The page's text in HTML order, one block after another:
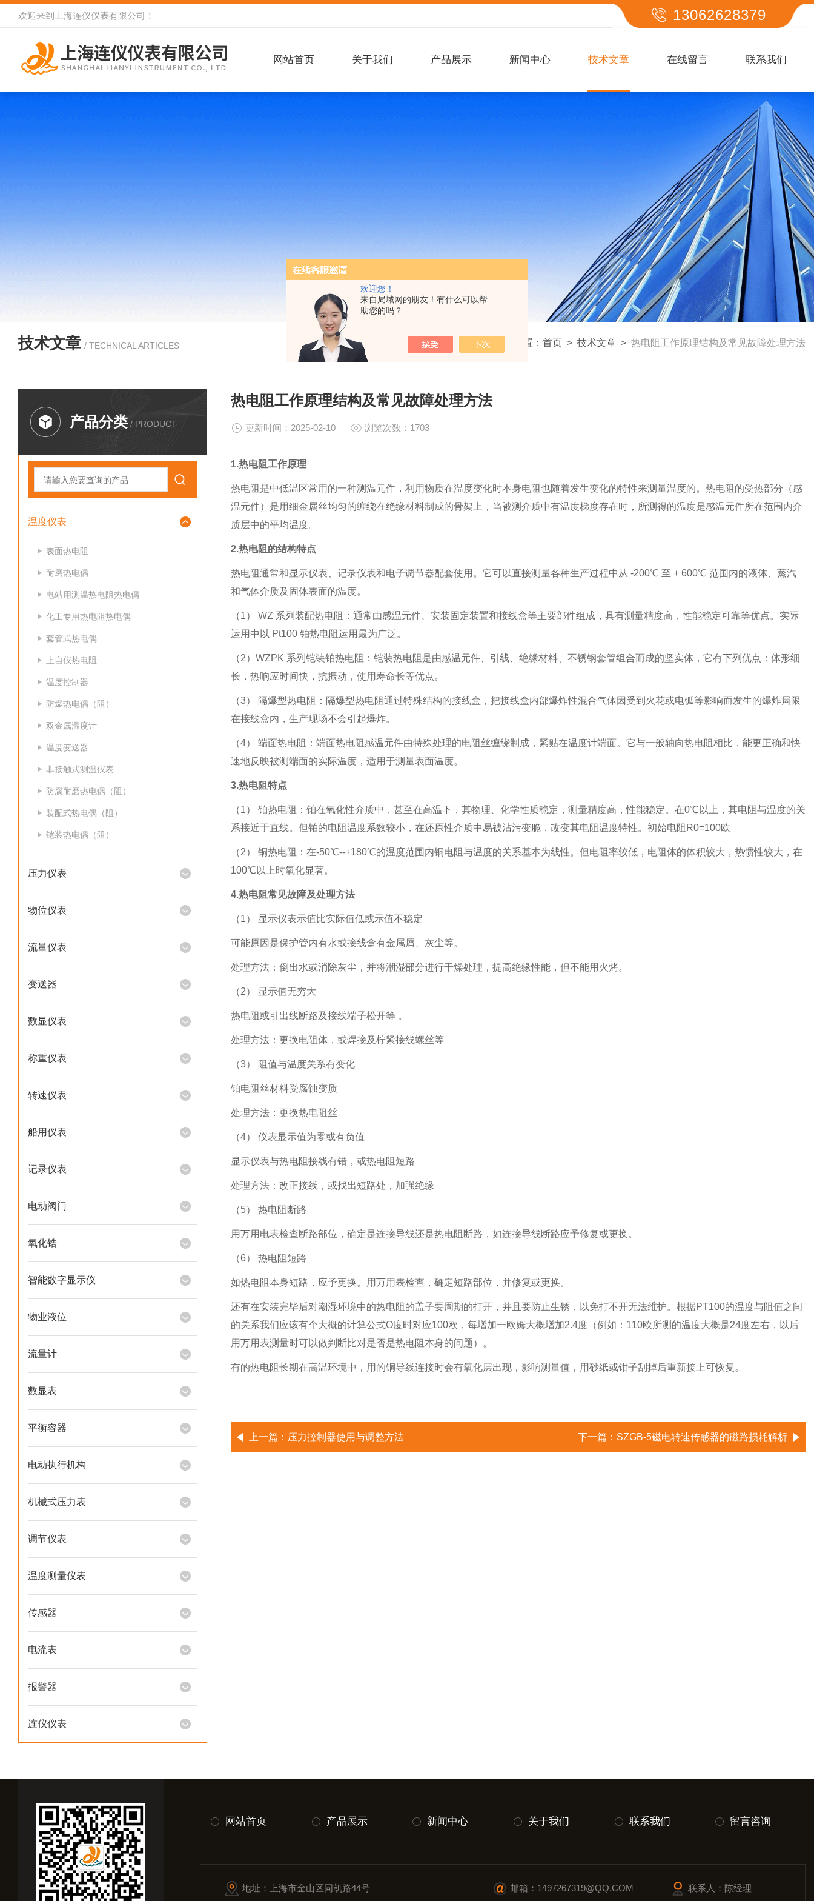
欢迎您！
来自局域网的朋友！有什么可以帮
助您的吗？
欢迎来到 上海连仪仪表有限公司 ！ 13062628379
网站首页 关于我们 产品展示 新闻中心 技术文章 在线留言 联系我们
技术文章 / TECHNICAL ARTICLES 我的位置： 首页 > 技术文章 > 热电阻工作原理结构及常见故障处理方法
产品分类 / PRODUCT
温度仪表
表面热电阻
耐磨热电偶
电站用测温热电阻热电偶
化工专用热电阻热电偶
套管式热电偶
上自仪热电阻
温度控制器
防爆热电偶（阻）
双金属温度计
温度变送器
非接触式测温仪表
防腐耐磨热电偶（阻）
装配式热电偶（阻）
铠装热电偶（阻）
压力仪表
物位仪表
流量仪表
变送器
数显仪表
称重仪表
转速仪表
船用仪表
记录仪表
电动阀门
氧化锆
智能数字显示仪
物业液位
流量计
数显表
平衡容器
电动执行机构
机械式压力表
调节仪表
温度测量仪表
传感器
电流表
报警器
连仪仪表
热电阻工作原理结构及常见故障处理方法
更新时间：2025-02-10 浏览次数：1703
1.热电阻工作原理
热电阻是中低温区常用的一种测温元件，利用物质在温度变化时本身电阻也随着发生变化的特性来测量温度的。热电阻的受热部分（感
温元件）是用细金属丝均匀的缠绕在绝缘材料制成的骨架上，当被测介质中有温度梯度存在时，所测得的温度是感温元件所在范围内介
质层中的平均温度。
2.热电阻的结构特点
热电阻通常和显示仪表、记录仪表和电子调节器配套使用。它可以直接测量各种生产过程中从 -200℃ 至 + 600℃ 范围内的液体、蒸汽
和气体介质及固体表面的温度。
（1） WZ 系列装配热电阻：通常由感温元件、安装固定装置和接线盒等主要部件组成，具有测量精度高，性能稳定可靠等优点。实际
运用中以 Pt100 铂热电阻运用最为广泛。
（2）WZPK 系列铠装铂热电阻：铠装热电阻是由感温元件、引线、绝缘材料、不锈钢套管组合而成的坚实体，它有下列优点：体形细
长，热响应时间快，抗振动，使用寿命长等优点。
（3） 隔爆型热电阻：隔爆型热电阻通过特殊结构的接线盒，把接线盒内部爆炸性混合气体因受到火花或电弧等影响而发生的爆炸局限
在接线盒内，生产现场不会引起爆炸。
（4） 端面热电阻：端面热电阻感温元件由特殊处理的电阻丝缠绕制成，紧贴在温度计端面。它与一般轴向热电阻相比，能更正确和快
速地反映被测端面的实际温度，适用于测量表面温度。
3.热电阻特点
（1） 铂热电阻：铂在氧化性介质中，甚至在高温下，其物理、化学性质稳定，测量精度高，性能稳定。在0℃以上，其电阻与温度的关
系接近于直线。但铂的电阻温度系数较小，在还原性介质中易被沾污变脆，改变其电阻温度特性。初始电阻R0=100欧
（2） 铜热电阻：在-50℃--+180℃的温度范围内铜电阻与温度的关系基本为线性。但电阻率较低，电阻体的体积较大，热惯性较大，在
100℃以上时氧化显著。
4.热电阻常见故障及处理方法
（1） 显示仪表示值比实际值低或示值不稳定
可能原因是保护管内有水或接线盒有金属屑、灰尘等。
处理方法：倒出水或消除灰尘，并将潮湿部分进行干燥处理，提高绝缘性能，但不能用火烤。
（2） 显示值无穷大
热电阻或引出线断路及接线端子松开等 。
处理方法：更换电阻体，或焊接及柠紧接线螺丝等
（3） 阻值与温度关系有变化
铂电阻丝材料受腐蚀变质
处理方法：更换热电阻丝
（4） 仪表显示值为零或有负值
显示仪表与热电阻接线有错，或热电阻短路
处理方法：改正接线，或找出短路处，加强绝缘
（5） 热电阻断路
用万用电表检查断路部位，确定是连接导线还是热电阻断路，如连接导线断路应予修复或更换。
（6） 热电阻短路
如热电阻本身短路，应予更换。用万用表检查，确定短路部位，并修复或更换。
还有在安装完毕后对潮湿环境中的热电阻的盖子要周期的打开，并且要防止生锈，以免打不开无法维护。根据PT100的温度与阻值之间
的关系我们应该有个大概的计算公式O度时对应100欧，每增加一欧姆大概增加2.4度（例如：110欧所测的温度大概是24度左右，以后
用万用表测量时可以做判断比对是否是热电阻本身的问题）。
有的热电阻长期在高温环境中，用的铜导线连接时会有氧化层出现，影响测量值，用砂纸或钳子刮掉后重新接上可恢复。
上一篇： 压力控制器使用与调整方法 下一篇： SZGB-5磁电转速传感器的磁路损耗解析
网站首页 产品展示 新闻中心 关于我们 联系我们 留言咨询
地址：上海市金山区同凯路44号 邮箱：1497267319@QQ.COM 联系人：陈经理